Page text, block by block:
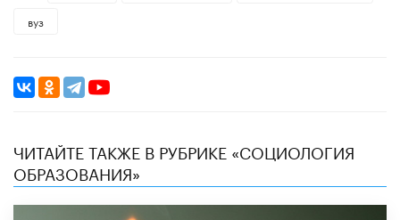
вуз
ЧИТАЙТЕ ТАКЖЕ В РУБРИКЕ «CОЦИОЛОГИЯ
ОБРАЗОВАНИЯ»